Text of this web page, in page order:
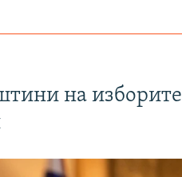
на изборите